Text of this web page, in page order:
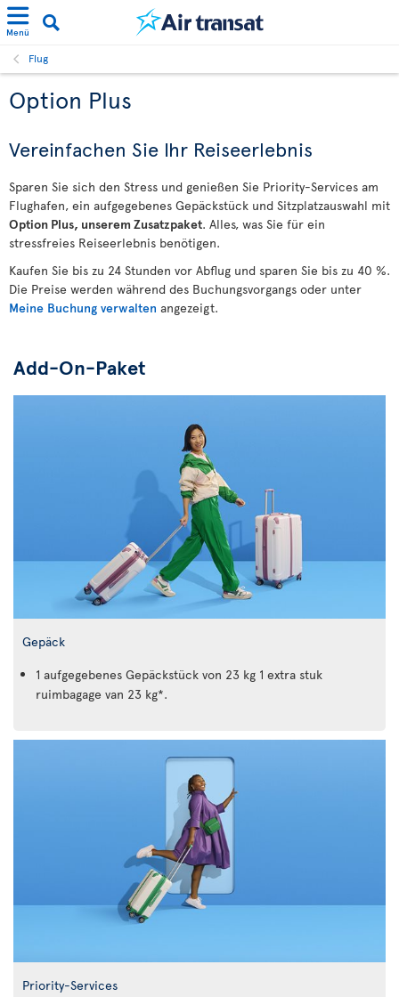
Menü
Flug
Option Plus
Vereinfachen Sie Ihr Reiseerlebnis
Sparen Sie sich den Stress und genießen Sie Priority-Services am
Flughafen, ein aufgegebenes Gepäckstück und Sitzplatzauswahl mit
Option Plus, unserem Zusatzpaket. Alles, was Sie für ein
stressfreies Reiseerlebnis benötigen.
Kaufen Sie bis zu 24 Stunden vor Abflug und sparen Sie bis zu 40 %.
Die Preise werden während des Buchungsvorgangs oder unter
Meine Buchung verwalten angezeigt.
Add-On-Paket
Gepäck
1 aufgegebenes Gepäckstück von 23 kg 1 extra stuk
ruimbagage van 23 kg*.
Priority-Services